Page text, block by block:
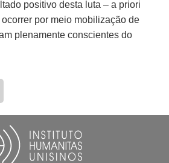
positivo desta luta – a priori
por meio mobilização de
plenamente conscientes do